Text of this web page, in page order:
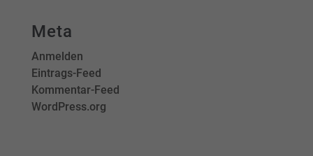
Meta
Anmelden
Eintrags-Feed
Kommentar-Feed
WordPress.org